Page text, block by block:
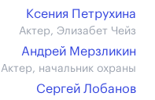
Ксения Петрухина
Актер, Элизабет Чейз
Андрей Мерзликин
Актер, начальник охраны
Сергей Лобанов